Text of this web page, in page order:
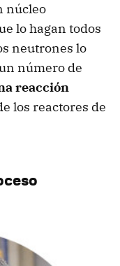
núcleo
lo hagan todos
neutrones lo
número de
reacción
los reactores de